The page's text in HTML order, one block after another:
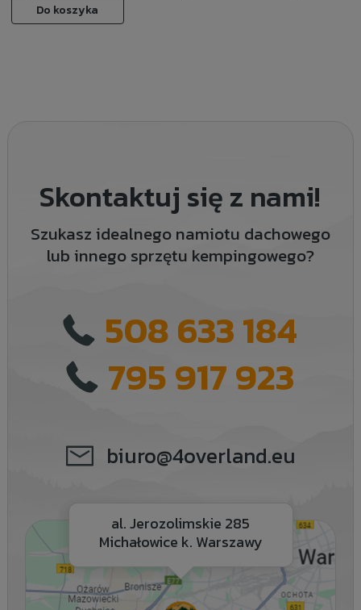
Do koszyka
Skontaktuj się z nami!
Szukasz idealnego namiotu dachowego
lub innego sprzętu kempingowego?
508 633 184
795 917 923
biuro@4overland.eu
al. Jerozolimskie 285
Michałowice k. Warszawy